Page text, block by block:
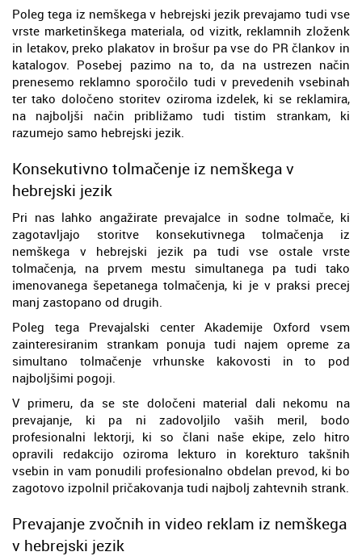
Poleg tega iz nemškega v hebrejski jezik prevajamo tudi vse
vrste marketinškega materiala, od vizitk, reklamnih zloženk
in letakov, preko plakatov in brošur pa vse do PR člankov in
katalogov. Posebej pazimo na to, da na ustrezen način
prenesemo reklamno sporočilo tudi v prevedenih vsebinah
ter tako določeno storitev oziroma izdelek, ki se reklamira,
na najboljši način približamo tudi tistim strankam, ki
razumejo samo hebrejski jezik.
Konsekutivno tolmačenje iz nemškega v
hebrejski jezik
Pri nas lahko angažirate prevajalce in sodne tolmače, ki
zagotavljajo storitve konsekutivnega tolmačenja iz
nemškega v hebrejski jezik pa tudi vse ostale vrste
tolmačenja, na prvem mestu simultanega pa tudi tako
imenovanega šepetanega tolmačenja, ki je v praksi precej
manj zastopano od drugih.
Poleg tega Prevajalski center Akademije Oxford vsem
zainteresiranim strankam ponuja tudi najem opreme za
simultano tolmačenje vrhunske kakovosti in to pod
najboljšimi pogoji.
V primeru, da se ste določeni material dali nekomu na
prevajanje, ki pa ni zadovoljilo vaših meril, bodo
profesionalni lektorji, ki so člani naše ekipe, zelo hitro
opravili redakcijo oziroma lekturo in korekturo takšnih
vsebin in vam ponudili profesionalno obdelan prevod, ki bo
zagotovo izpolnil pričakovanja tudi najbolj zahtevnih strank.
Prevajanje zvočnih in video reklam iz nemškega
v hebrejski jezik